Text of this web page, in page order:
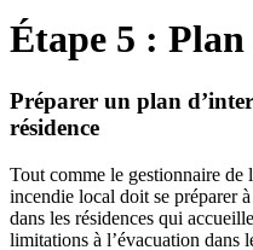
Étape 5 :
Préparer un plan
résidence
Tout comme le gestionnaire de
incendie local doit se préparer
dans les résidences qui
limitations à l’évacuation dans